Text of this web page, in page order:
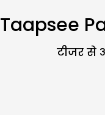
Taapsee
टीजर से